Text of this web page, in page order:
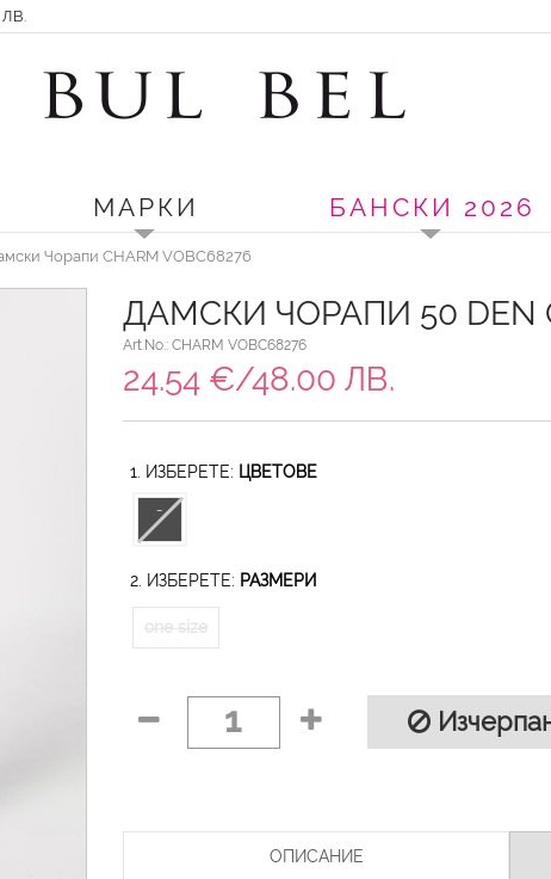
МАРКИ БАНСКИ 2026
Чорапи CHARM VOBC68276
ДАМСКИ ЧОРАПИ 50 DEN
Art.No.: CHARM VOBC68276
24.54 €/48.00 ЛВ.
1. ИЗБЕРЕТЕ: ЦВЕТОВЕ
2. ИЗБЕРЕТЕ: РАЗМЕРИ
one size
1
ОПИСАНИЕ